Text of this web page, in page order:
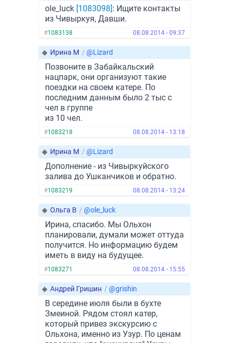
ole_luck [1083098]: Ищите контакты
из Чивыркуя, Давши.
#1083138 08.08.2014 - 09:37
◆ Ирина М / @Lizard
Позвоните в Забайкальский
нацпарк, они организуют такие
поездки на своем катере. По
последним данным было 2 тыс с
чел в группе
из 10 чел.
#1083218 08.08.2014 - 13:18
◆ Ирина М / @Lizard
Дополнение - из Чивыркуйского
залива до Ушканчиков и обратно.
#1083219 08.08.2014 - 13:24
◆ Ольга В / @ole_luck
Ирина, спасибо. Мы Ольхон
планировали, думали может оттуда
получится. Но информацию будем
иметь в виду на будущее.
#1083271 08.08.2014 - 15:55
◆ Андрей Гришин / @grishin
В середине июля были в бухте
Змеиной. Рядом стоял катер,
который привез экскурсию с
Ольхона, именно из Узур. По ценам